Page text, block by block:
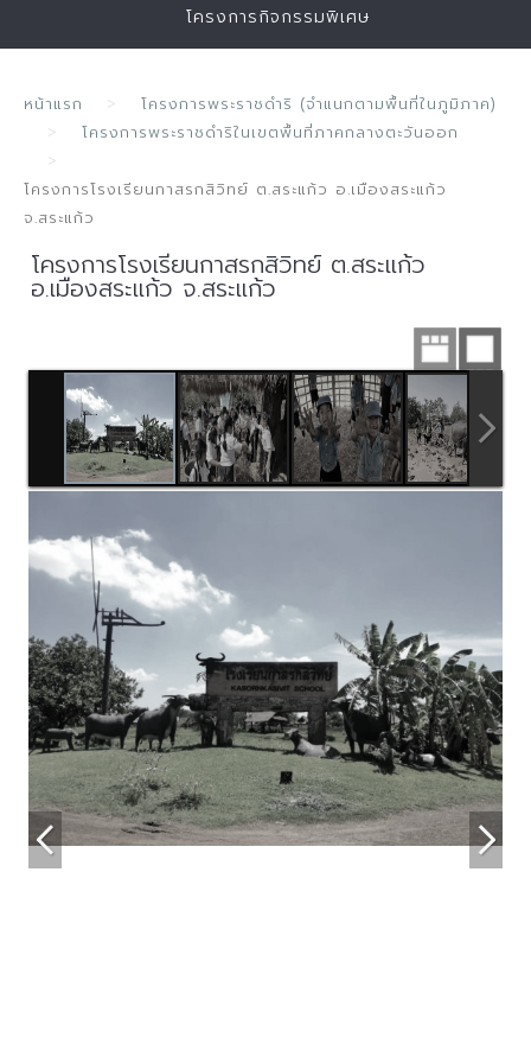
โครงการกิจกรรมพิเศษ
หน้าแรก
โครงการพระราชดำริ (จำแนกตามพื้นที่ในภูมิภาค)
โครงการพระราชดำริในเขตพื้นที่ภาคกลางตะวันออก
โครงการโรงเรียนกาสรกสิวิทย์ ต.สระแก้ว อ.เมืองสระแก้ว
จ.สระแก้ว
โครงการโรงเรียนกาสรกสิวิทย์ ต.สระแก้ว
อ.เมืองสระแก้ว จ.สระแก้ว